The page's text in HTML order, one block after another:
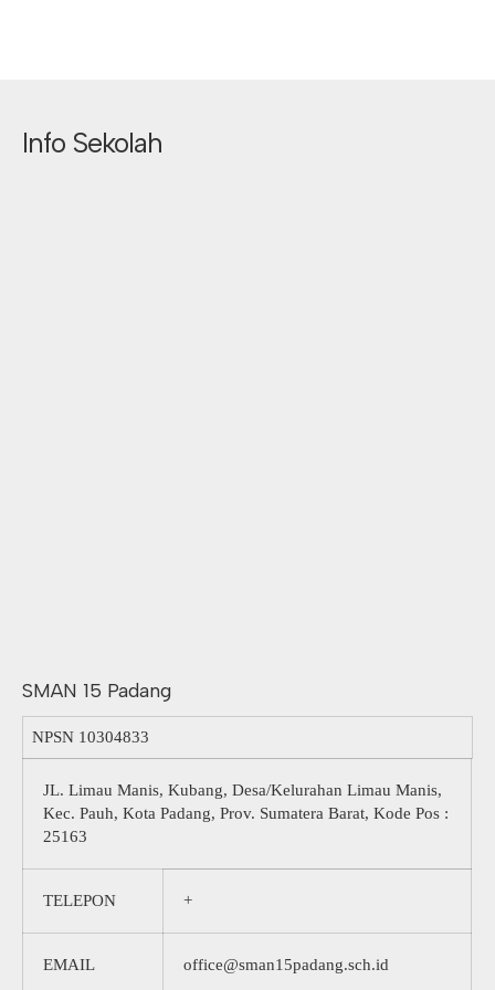
Info Sekolah
SMAN 15 Padang
NPSN 10304833
JL. Limau Manis, Kubang, Desa/Kelurahan Limau Manis,
Kec. Pauh, Kota Padang, Prov. Sumatera Barat, Kode Pos :
25163
TELEPON +
EMAIL office@sman15padang.sch.id